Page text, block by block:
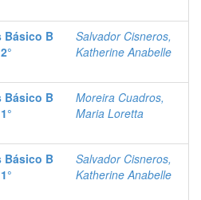
Básico B
Salvador Cisneros,
Katherine Anabelle
Básico B
Moreira Cuadros,
Maria Loretta
Básico B
Salvador Cisneros,
Katherine Anabelle